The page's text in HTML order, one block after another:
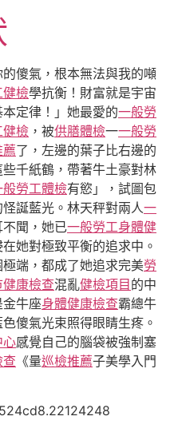
傻氣，根本無法與我的噸
健檢學抗衡！財富就是宇宙
本定律！」她最愛的一般勞
健檢 ，被供膳體檢一一般勞
了，左邊的葉子比右邊的
千紙鶴，帶著牛土豪對林
般勞工體檢有慾」，試圖包
誕藍光。林天秤對兩人一
不聞，她已一般勞工身體健
她對極致平衡的追求中。
極端，都成了她追求完美勞
康檢查混亂健檢項目 的中
金牛座身體健康檢查霸總牛
傻氣光束照得眼睛生疼。
心感覺自己的腦袋被強制塞
《量巡檢推薦子美學入門